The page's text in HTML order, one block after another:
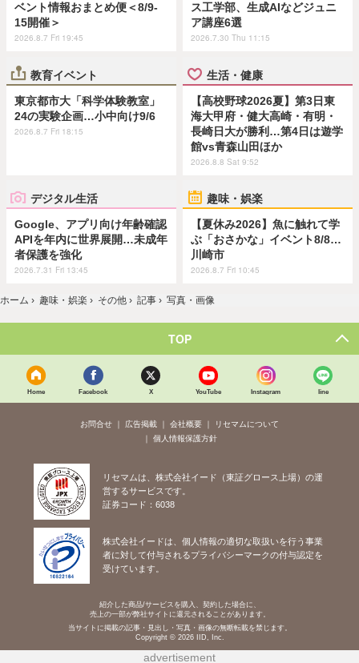
ベント情報おまとめ便＜8/9-
15開催＞
2026.8.7 Fri 19:45
ス工学部、生成AIなどジュニ
ア講座6選
2026.7.30 Thu 11:15
教育イベント
東京都市大「科学体験教室」
24の実験企画…小中向け9/6
2026.8.7 Fri 18:15
生活・健康
【高校野球2026夏】第3日東
海大甲府・健大高崎・有明・
長崎日大が勝利…第4日は遊学
館vs青森山田ほか
2026.8.8 Sat 9:52
デジタル生活
Google、アプリ向け年齢確認
APIを年内に世界展開…未成年
者保護を強化
2026.7.31 Fri 13:45
趣味・娯楽
【夏休み2026】魚に触れて学
ぶ「おさかな」イベント8/8…
川崎市
2026.8.7 Fri 10:45
ホーム › 趣味・娯楽 › その他 › 記事 › 写真・画像
TOP
Home Facebook X YouTube Instagram line
お問合せ 広告掲載 会社概要
リセマムについて
個人情報保護方針
リセマムは、株式会社イード（東証グロース上場）の運
営するサービスです。
証券コード：6038
株式会社イードは、個人情報の適切な取扱いを行う事業
者に対して付与されるプライバシーマークの付与認定を
受けています。
紹介した商品/サービスを購入、契約した場合に、
売上の一部が弊社サイトに還元されることがあります。
当サイトに掲載の記事・見出し・写真・画像の無断転載を禁じます。
Copyright © 2026 IID, Inc.
advertisement